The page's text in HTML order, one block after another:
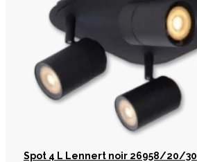
Spot 4 L Lennert noir 26958/20/30